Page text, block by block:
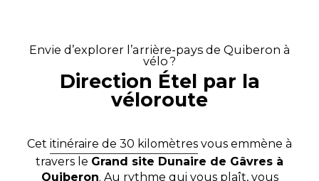
Envie d’explorer l’arrière-pays de Quiberon à
vélo ?
Direction Étel par la
véloroute
Cet itinéraire de 30 kilomètres vous emmène à
travers le Grand site Dunaire de Gâvres à
Quiberon. Au rythme qui vous plaît, vous